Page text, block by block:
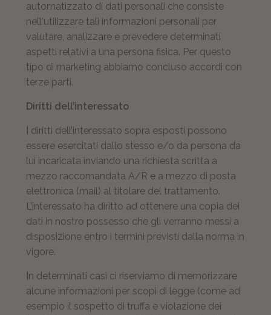
automatizzato di dati personali che consiste
nell'utilizzare tali informazioni personali per
valutare, analizzare e prevedere determinati
aspetti relativi a una persona fisica. Per questo
tipo di marketing abbiamo concluso accordi con
terze parti.
Diritti dell’interessato
I diritti dell’interessato sopra esposti possono
essere esercitati dallo stesso e/o da persona da
lui incaricata inviando una richiesta scritta a
mezzo raccomandata A/R e a mezzo di posta
elettronica (mail) al titolare del trattamento.
L’interessato ha diritto ad ottenere una copia dei
dati in nostro possesso che gli verranno messi a
disposizione entro i termini previsti dalla norma in
vigore.
In determinati casi ci riserviamo di memorizzare
alcune informazioni per scopi di legge (come ad
esempio il sospetto di truffa e violazione dei